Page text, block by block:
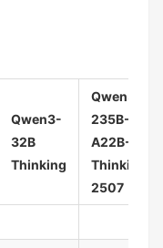
Qwen3-
32B
Thinking
Qwen3-
235B-
A22B-
Thinking-
2507